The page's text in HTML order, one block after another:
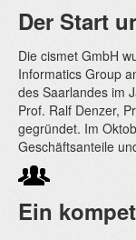
Der Start
Die cismet GmbH
Informatics Group
des Saarlandes im
Prof. Ralf Denzer,
gegründet. Im
Geschäftsanteile
Ein